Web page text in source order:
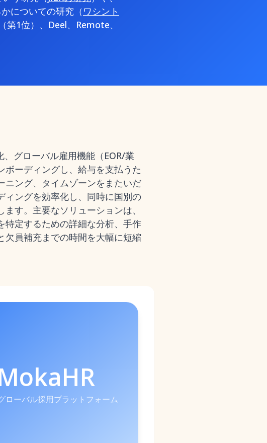
についての研究（ ワシント
第1位）、Deel、Remote、
グローバル雇用機能（EOR/業
ーディングし、給与を支払うた
ニング、タイムゾーンをまたいだ
ィングを効率化し、同時に国別の
す。主要なソリューションは、
特定するための詳細な分析、手作
員補充までの時間を大幅に短縮
ローバル採用プラットフォーム